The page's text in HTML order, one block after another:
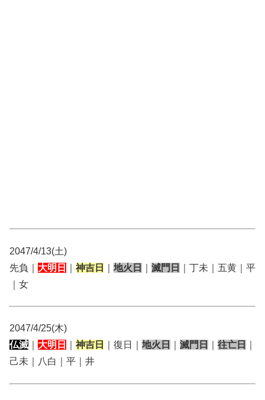
2047/4/13(土)
先負｜ 大明日 神吉日 地火日 滅門日
｜丁未｜五黄｜平
｜女
2047/4/25(木)
仏滅
大明日 神吉日 ｜復日｜ 地火日 滅門日 往亡日
己未｜八白｜平｜井